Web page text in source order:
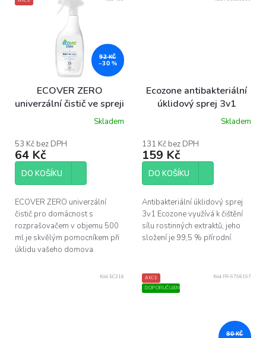
92 KČ
–30 %
ECOVER ZERO
univerzální čistič ve spreji
produktu
je
5,0
5
Skladem
53 Kč bez DPH
64 Kč
DO KOŠÍKU
ECOVER ZERO univerzální
čistič pro domácnost s
rozprašovačem v objemu 500
ml je skvělým pomocníkem při
úklidu vašeho domova.
Ecozone antibakteriální
úklidový sprej 3v1
Skladem
131 Kč bez DPH
159 Kč
DO KOŠÍKU
Antibakteriální úklidový sprej
3v1 Ecozone využívá k čištění
sílu rostinných extraktů, jeho
složení je 99,5 % přírodní.
Kód: EC318
AKCE
DOPORUČUJEME
80 KČ
Kód: FR-6768197